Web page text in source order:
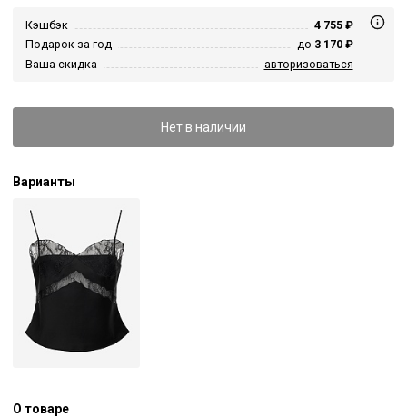
Кэшбэк
4 755 ₽
Подарок за год
до 3 170 ₽
Ваша скидка
авторизоваться
Нет в наличии
Варианты
О товаре